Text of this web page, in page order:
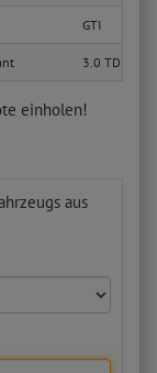
GTI
3.0 TDI
einholen!
aus